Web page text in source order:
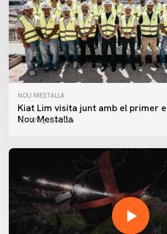
NOU MESTALLA
Kiat Lim visita junt amb el primer
Nou Mestalla
07 agosto 2026